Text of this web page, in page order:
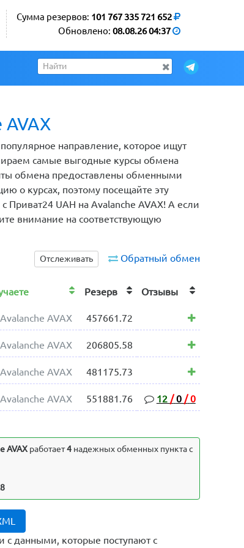
Сумма резервов: 101 767 335 721 652
Обновлено: 08.08.26 04:37
направление, которое ищут
самые выгодные курсы обмена
обмена предоставлены обменными
о курсах, поэтому посещайте эту
Приват24 UAH на Avalanche AVAX! А если
внимание на соответствующую
Обратный обмен
Отслеживать
Резерв Отзывы
Avalanche AVAX 457661.72
Avalanche AVAX 206805.58
Avalanche AVAX 481175.73
Avalanche AVAX 551881.76 12 / 0 / 0
AVAX работает4 надежных обменных пункта с
с данными, которые поступают с